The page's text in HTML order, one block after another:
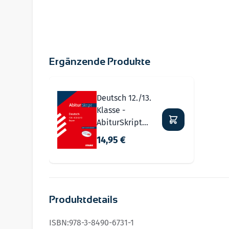
Ergänzende Produkte
Deutsch 12./13.
Klasse -
AbiturSkript
FOS/BOS Bayern
14,95 €
Produktdetails
ISBN:978-3-8490-6731-1